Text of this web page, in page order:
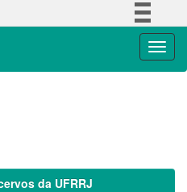
da UFRRJ